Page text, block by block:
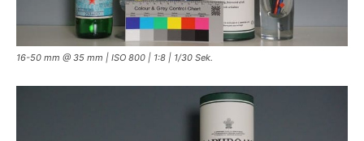
16-50 mm @ 35 mm | ISO 800 | 1:8 | 1/30 Sek.